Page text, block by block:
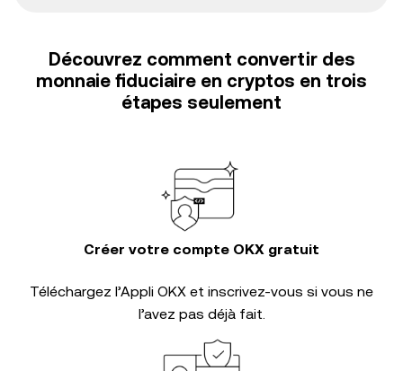
Découvrez comment convertir des
monnaie fiduciaire en cryptos en trois
étapes seulement
Créer votre compte OKX gratuit
Téléchargez l’Appli OKX et inscrivez-vous si vous ne
l’avez pas déjà fait.